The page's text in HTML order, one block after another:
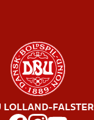
LOLLAND-FALSTER